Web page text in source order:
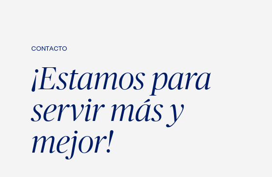
CONTACTO
¡Estamos para
servir más y
mejor!